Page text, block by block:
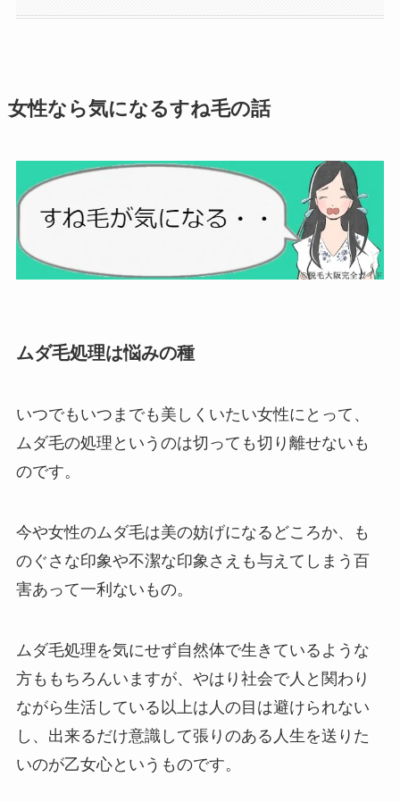
女性なら気になるすね毛の話
ムダ毛処理は悩みの種
いつでもいつまでも美しくいたい女性にとって、
ムダ毛の処理というのは切っても切り離せないも
のです。
今や女性のムダ毛は美の妨げになるどころか、も
のぐさな印象や不潔な印象さえも与えてしまう百
害あって一利ないもの。
ムダ毛処理を気にせず自然体で生きているような
方ももちろんいますが、やはり社会で人と関わり
ながら生活している以上は人の目は避けられない
し、出来るだけ意識して張りのある人生を送りた
いのが乙女心というものです。